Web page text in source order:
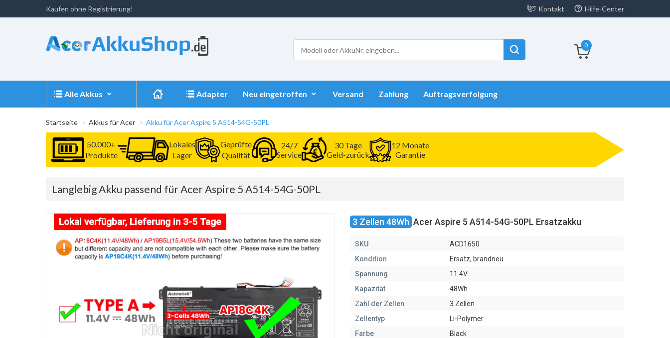
Kaufen ohne Registrierung! Kontakt Hilfe-Center
0
Alle Akkus Adapter Neu eingetroffen Versand Zahlung Auftragsverfolgung
Startseite Akkus für Acer Akku für Acer Aspire 5 A514-54G-50PL
50.000+
Produkte
Lokales
Lager
Geprüfte
Qualität
24/7
Service
30 Tage
Geld-zurück
12 Monate
Garantie
Langlebig Akku passend für Acer Aspire 5 A514-54G-50PL
Lokal verfügbar, Lieferung in 3-5 Tage 3 Zellen 48Wh Acer Aspire 5 A514-54G-50PL Ersatzakku
SKU
ACD1650
Kondition
Ersatz, brandneu
Spannung
11.4V
Kapazität
48Wh
Zahl der Zellen
3 Zellen
Zellentyp
Li-Polymer
Farbe
Black